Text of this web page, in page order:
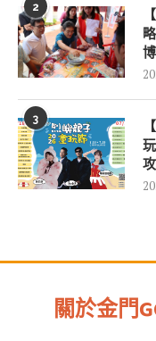
2
博
3
關於金門